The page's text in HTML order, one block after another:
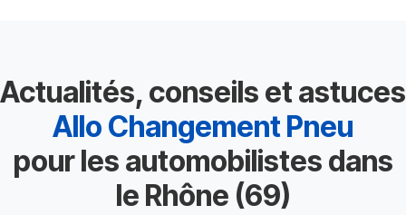
Actualités, conseils et astuces
Allo Changement Pneu
pour les automobilistes dans
le Rhône (69)